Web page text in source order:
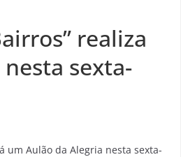
realiza
sexta-
um Aulão da Alegria nesta sexta-